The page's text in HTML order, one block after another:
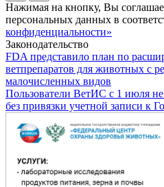
Нажимая на кнопку, Вы
персональных данных в
конфиденциальности»
Законодательство
FDA представило план по
ветпрепаратов для животных с
малочисленных видов
Пользователи ВетИС с 1 июля
без привязки учетной записи к